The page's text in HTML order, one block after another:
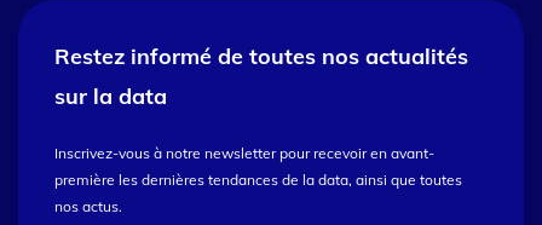
Restez informé de toutes nos actualités
sur la data
Inscrivez-vous à notre newsletter pour recevoir en avant-
première les dernières tendances de la data, ainsi que toutes
nos actus.